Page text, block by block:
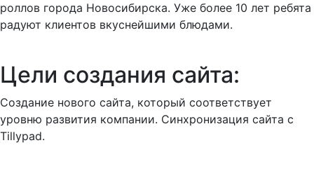
роллов города Новосибирска. Уже более 10 лет ребята
радуют клиентов вкуснейшими блюдами.
Цели создания сайта:
Создание нового сайта, который соответствует
уровню развития компании. Синхронизация сайта с
Tillypad.